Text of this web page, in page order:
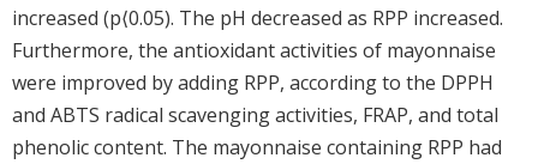
increased (p⟨0.05). The pH decreased as RPP increased.
Furthermore, the antioxidant activities of mayonnaise
were improved by adding RPP, according to the DPPH
and ABTS radical scavenging activities, FRAP, and total
phenolic content. The mayonnaise containing RPP had